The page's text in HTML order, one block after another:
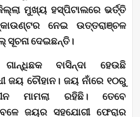
ମୁଖ୍ୟ ହସ୍ପିଟାଲରେ ଭର୍ତ୍ତି
ନେଇ ଉତ୍ତରାଞ୍ଚଳ
ସୂଚନା ଦେଇଛନ୍ତି।
ବାସିନ୍ଦା ହେଉଛି
ଜୟ ଚୌହାନ। ଜୟ ନାଁରେ ୧୦ରୁ
ମାମଲା ରହିଛି। ତେବେ
ଜୟର ସହଯୋଗୀ ଫେରାର